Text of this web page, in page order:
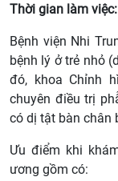
Thời gian làm việc:
Bệnh viện Nhi
bệnh lý ở trẻ nhỏ
đó, khoa Chỉnh
chuyên điều trị
có dị tật bàn chân
Ưu điểm khi
ương gồm có: